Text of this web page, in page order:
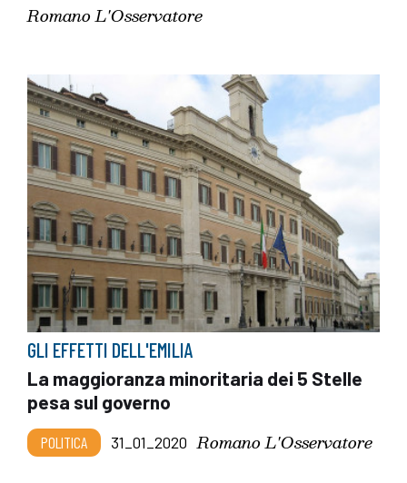
Romano L'Osservatore
GLI EFFETTI DELL'EMILIA
La maggioranza minoritaria dei 5 Stelle
pesa sul governo
POLITICA 31_01_2020 Romano L'Osservatore